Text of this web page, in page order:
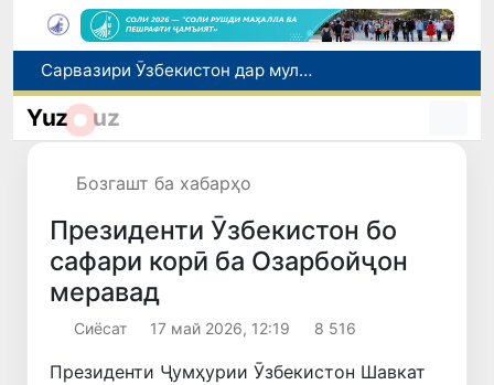
Дар Қашқадарё анҷумани байналмилалии экологӣ бо иштироки ҷавонон аз нӯҳ кишвар баргузор мешавад
Тошканд ба баргузории чемпионати Осиё оид ба вазнабардорӣ омодагӣ мебинад
Yuz uz
Бозгашт ба хабарҳо
Президенти Ӯзбекистон бо
сафари корӣ ба Озарбойҷон
меравад
Сиёсат 17 май 2026, 12:19 8 516
Президенти Ҷумҳурии Ӯзбекистон Шавкат